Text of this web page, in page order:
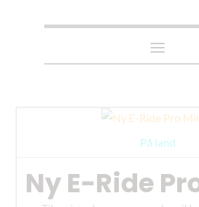
Ny E-Ride
På land